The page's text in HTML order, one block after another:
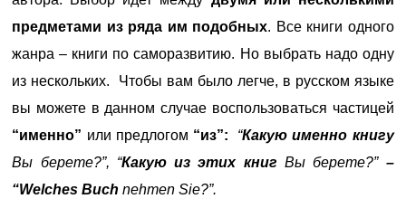
предметами из ряда им подобных. Все книги одного
жанра – книги по саморазвитию. Но выбрать надо одну
из нескольких. Чтобы вам было легче, в русском языке
вы можете в данном случае воспользоваться частицей
“именно” или предлогом “из”: “Какую именно книгу
Вы берете?”, “Какую из этих книг Вы берете?”–
“Welches Buch nehmen Sie?”.